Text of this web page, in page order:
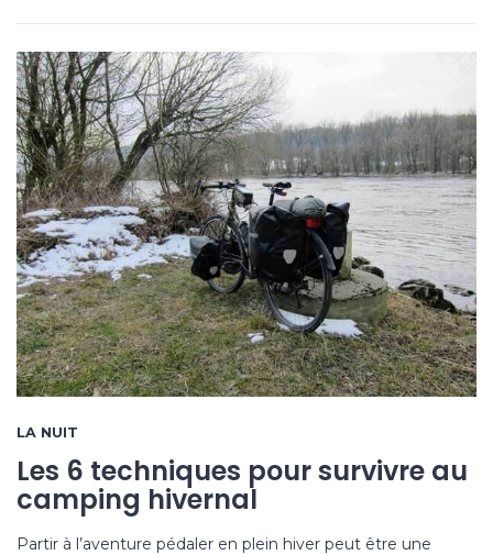
LA NUIT
Les 6 techniques pour survivre au
camping hivernal
Partir à l’aventure pédaler en plein hiver peut être une